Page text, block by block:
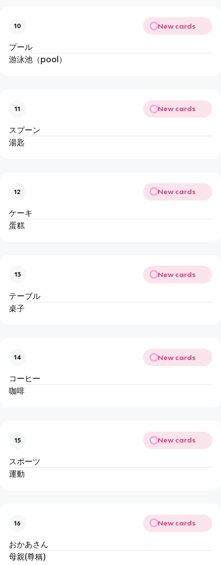
10 New cards
プール
游泳池（pool）
11 New cards
スプーン
湯匙
12 New cards
ケーキ
蛋糕
13 New cards
テーブル
桌子
14 New cards
コーヒー
咖啡
15 New cards
スポーツ
運動
16 New cards
おかあさん
母親(尊稱)